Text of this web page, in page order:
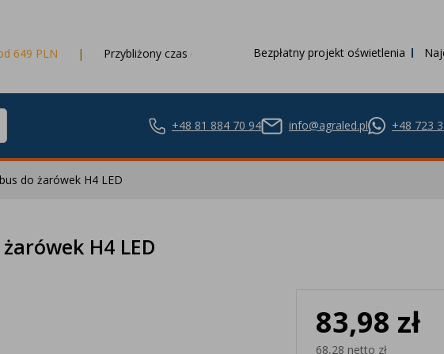
Przybliżony czas dostawy3 dni robocze Bezpłatny projekt oświetlenia
+48 81 884 70 94 info@agraled.pl +48 723
LED
do żarówek H4 LED
H4 LED
83,98 zł
68,28 netto zł